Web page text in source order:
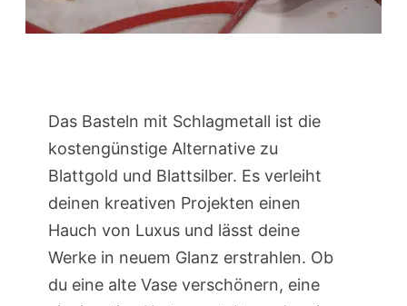
Das Basteln mit Schlagmetall ist die
kostengünstige Alternative zu
Blattgold und Blattsilber. Es verleiht
deinen kreativen Projekten einen
Hauch von Luxus und lässt deine
Werke in neuem Glanz erstrahlen. Ob
du eine alte Vase verschönern, eine